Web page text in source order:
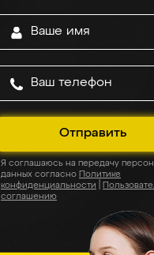
Отправить
Я соглашаюсь на передачу
данных согласно Политике
конфиденциальности
соглашению